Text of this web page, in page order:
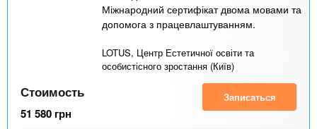
Міжнародний сертифікат двома мовами та
допомога з працевлаштуванням.
LOTUS, Центр Естетичної освіти та
особистісного зростання (Київ)
Стоимость
51 580 грн
Записаться